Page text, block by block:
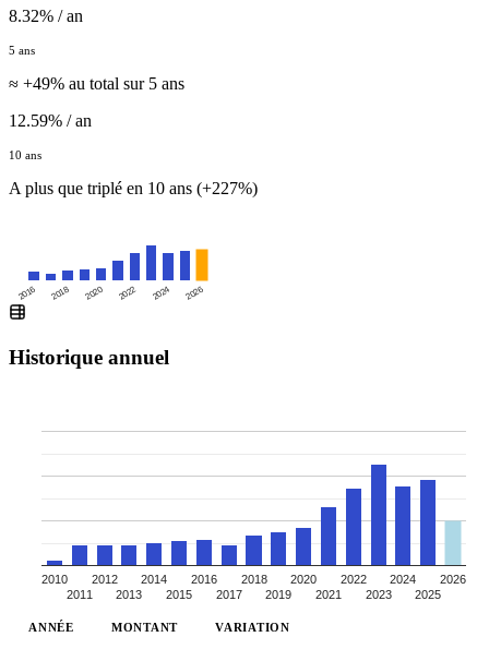
8.32% / an
5 ans
≈ +49% au total sur 5 ans
12.59% / an
10 ans
A plus que triplé en 10 ans (+227%)
2016 2018 2020 2022 2024 2026
Historique annuel
2010
2011
2012
2013
2014
2015
2016
2017
2018
2019
2020
2021
2022
2023
2024
2025
2026
ANNÉE MONTANT VARIATION